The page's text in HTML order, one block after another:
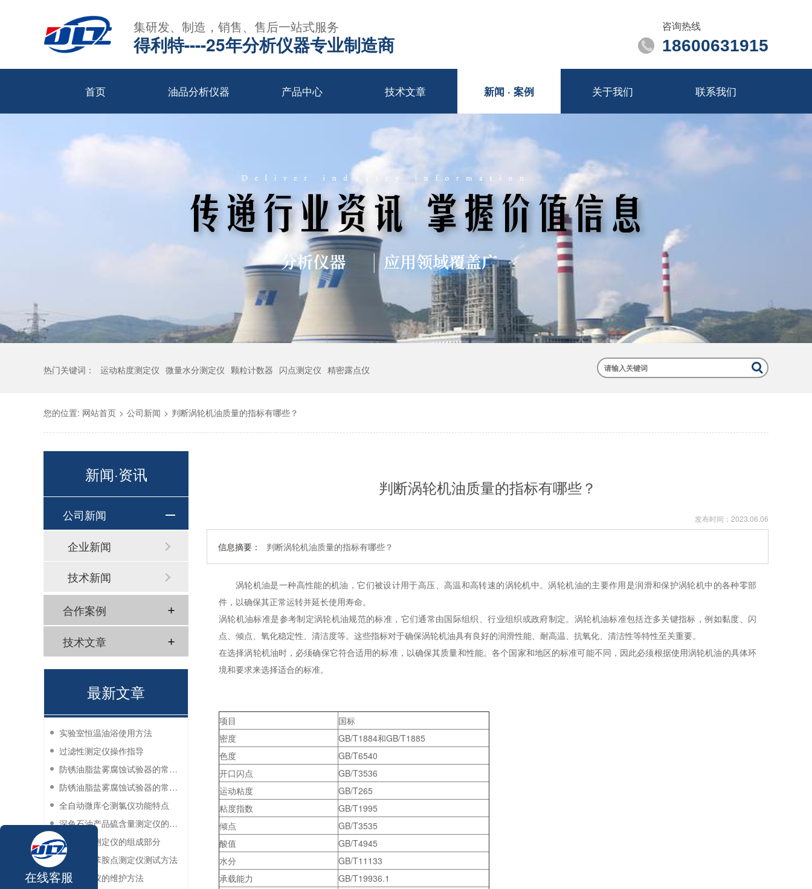
集研发、制造，销售、售后一站式服务
得利特----25年分析仪器专业制造商
咨询热线
18600631915
首页 油品分析仪器 产品中心 技术文章 新闻 · 案例 关于我们 联系我们
热门关键词： 运动粘度测定仪 微量水分测定仪 颗粒计数器 闪点测定仪 精密露点仪
您的位置: 网站首页 > 公司新闻 > 判断涡轮机油质量的指标有哪些？
判断涡轮机油质量的指标有哪些？
发布时间： 2023.06.06
信息摘要： 判断涡轮机油质量的指标有哪些？
涡轮机油是一种高性能的机油，它们被设计用于高压、高温和高转速的涡轮机中。涡轮机油的主要作用是润滑和保护涡轮机中的各种零部
件，以确保其正常运转并延长使用寿命。
涡轮机油标准是参考制定涡轮机油规范的标准，它们通常由国际组织、行业组织或政府制定。涡轮机油标准包括迕多关键指标，例如黏度、闪
点、倾点、氧化稳定性、清洁度等。这些指标对于确保涡轮机油具有良好的润滑性能、耐高温、抗氧化、清洁性等特性至关重要。
在选择涡轮机油时，必须确保它符合适用的标准，以确保其质量和性能。各个国家和地区的标准可能不同，因此必须根据使用涡轮机油的具体环
境和要求来选择适合的标准。
项目
国标
密度
GB/T1884和GB/T1885
色度
GB/T6540
开口闪点
GB/T3536
运动粘度
GB/T265
粘度指数
GB/T1995
倾点
GB/T3535
酸值
GB/T4945
水分
GB/T11133
承载能力
GB/T19936.1
新闻·资讯
公司新闻
企业新闻
技术新闻
合作案例
技术文章
最新文章
实验室恒温油浴使用方法
过滤性测定仪操作指导
防锈油脂盐雾腐蚀试验器的常见故障与解决方法
防锈油脂盐雾腐蚀试验器的常见故障与解决方法
全自动微库仑测氯仪功能特点
深色石油产品硫含量测定仪的工作环境要求
油品色度测定仪的组成部分
石油产品苯胺点测定仪测试方法
灰分测定仪的维护方法
在线客服